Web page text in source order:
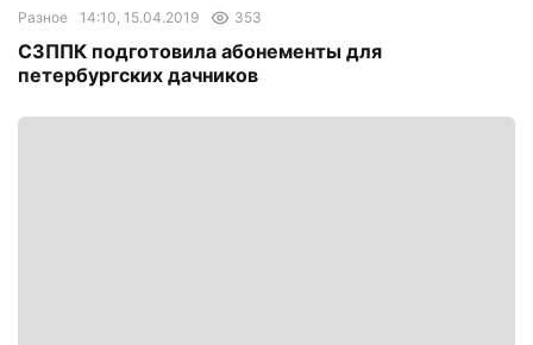
Разное 14:10, 15.04.2019 353
СЗППК подготовила абонементы для
петербургских дачников